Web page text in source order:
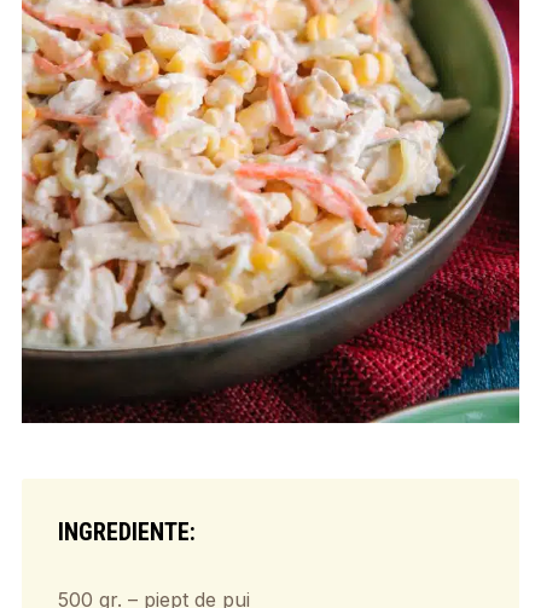
INGREDIENTE:
500 gr. – piept de pui